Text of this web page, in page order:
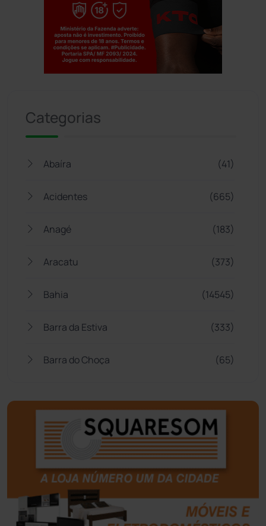
Categorias
Abaíra (41)
Acidentes (665)
Anagé (183)
Aracatu (373)
Bahia (14545)
Barra da Estiva (333)
Barra do Choça (65)
Bom Jesus da Lapa (507)
Boquira (152)
Botuporã
Brasil (7680)